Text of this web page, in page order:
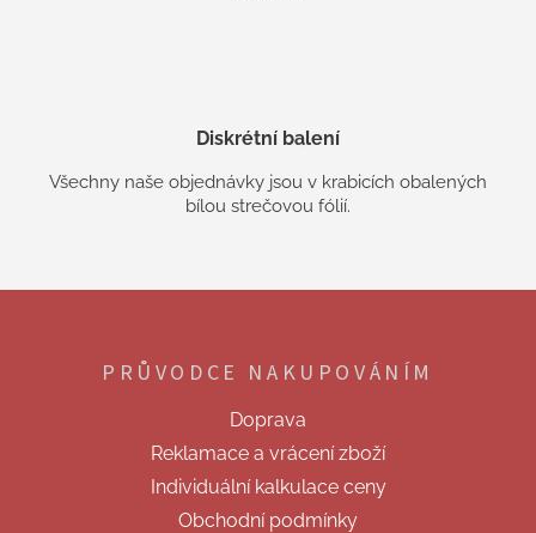
Diskrétní balení
Všechny naše objednávky jsou v krabicích obalených
bílou strečovou fólií.
PRŮVODCE NAKUPOVÁNÍM
Doprava
Reklamace a vrácení zboží
Individuální kalkulace ceny
Obchodní podmínky